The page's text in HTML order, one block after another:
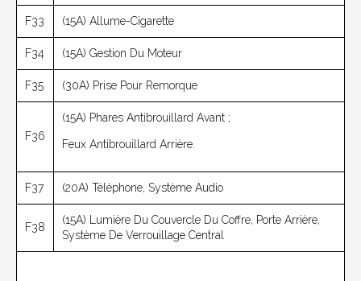
F33 (15A) Allume-Cigarette
F34 (15A) Gestion Du Moteur
F35 (30A) Prise Pour Remorque
F36
(15A) Phares Antibrouillard Avant ;
Feux Antibrouillard Arrière.
F37 (20A) Téléphone, Système Audio
F38
(15A) Lumière Du Couvercle Du Coffre, Porte Arrière,
Système De Verrouillage Central